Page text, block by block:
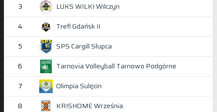
3 LUKS WILKI Wilczyn
4 Trefl Gdańsk II
5 SPS Cargill Słupca
6 Tarnovia Volleyball Tarnowo Podgórne
7 Olimpia Sulęcin
8 KRISHOME Września